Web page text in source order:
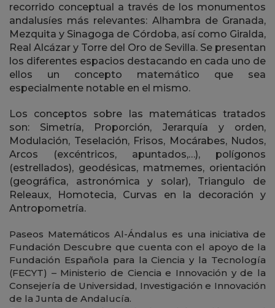
recorrido conceptual a través de los monumentos
andalusíes más relevantes: Alhambra de Granada,
Mezquita y Sinagoga de Córdoba, así como Giralda,
Real Alcázar y Torre del Oro de Sevilla. Se presentan
los diferentes espacios destacando en cada uno de
ellos un concepto matemático que sea
especialmente notable en el mismo.
Los conceptos sobre las matemáticas tratados
son: Simetría, Proporción, Jerarquía y orden,
Modulación, Teselación, Frisos, Mocárabes, Nudos,
Arcos (excéntricos, apuntados,…), polígonos
(estrellados), geodésicas, matmemes, orientación
(geográfica, astronómica y solar), Triangulo de
Releaux, Homotecia, Curvas en la decoración y
Antropometría.
Paseos Matemáticos Al-Ándalus es una iniciativa de
Fundación Descubre que cuenta con el apoyo de la
Fundación Española para la Ciencia y la Tecnología
(FECYT) – Ministerio de Ciencia e Innovación y de la
Consejería de Universidad, Investigación e Innovación
de la Junta de Andalucía.